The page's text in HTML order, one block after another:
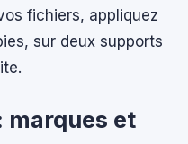
fichiers, appliquez
sur deux supports
marques et